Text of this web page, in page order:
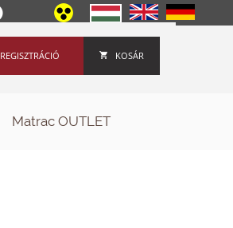
KOSÁR
REGISZTRÁCIÓ
Matrac OUTLET